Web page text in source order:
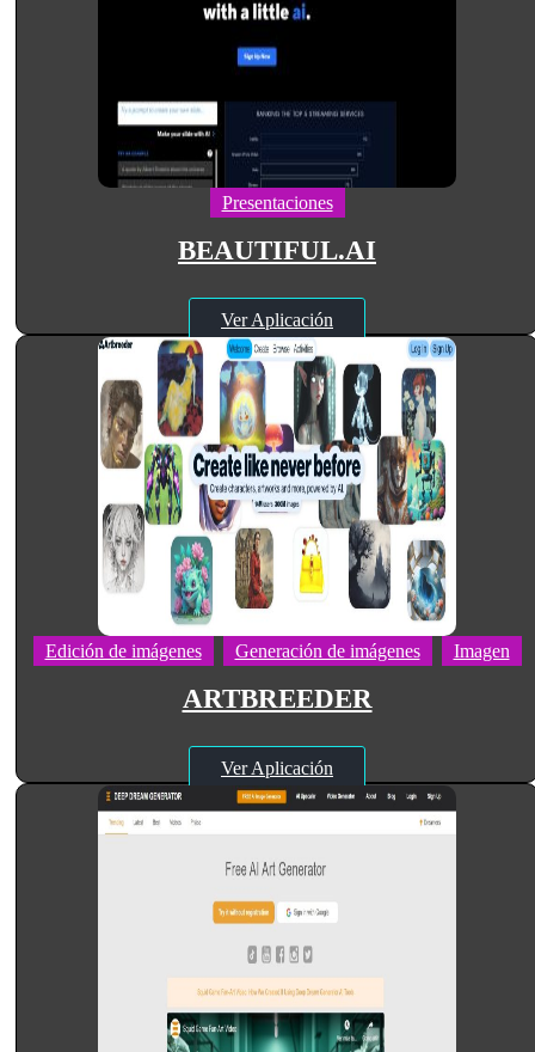
Presentaciones
BEAUTIFUL.AI
Ver Aplicación
Edición de imágenes Generación de imágenes Imagen
ARTBREEDER
Ver Aplicación